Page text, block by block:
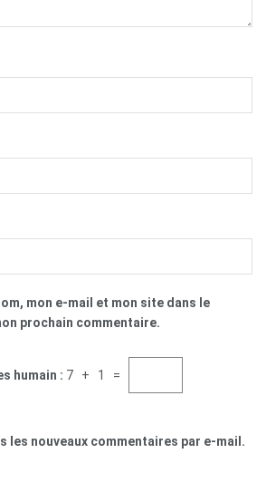
mon e-mail et mon site dans le
prochain commentaire.
humain : 7 + 1 =
les nouveaux commentaires par e-mail.